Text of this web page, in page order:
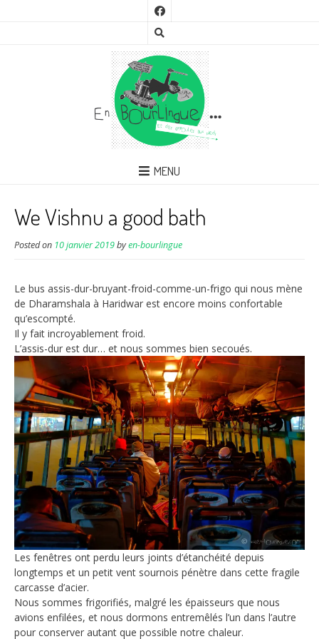
MENU
We Vishnu a good bath
Posted on 10 janvier 2019byen-bourlingue
Le bus assis-dur-bruyant-froid-comme-un-frigo qui nous mène
de Dharamshala à Haridwar est encore moins confortable
qu’escompté.
Il y fait incroyablement froid.
L’assis-dur est dur… et nous sommes bien secoués.
Les fenêtres ont perdu leurs joints d’étanchéité depuis
longtemps et un petit vent sournois pénètre dans cette fragile
carcasse d’acier.
Nous sommes frigorifiés, malgré les épaisseurs que nous
avions enfilées, et nous dormons entremêlés l’un dans l’autre
pour conserver autant que possible notre chaleur.